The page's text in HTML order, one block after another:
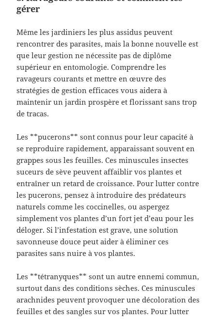
gérer
Même les jardiniers les plus assidus peuvent
rencontrer des parasites, mais la bonne nouvelle est
que leur gestion ne nécessite pas de diplôme
supérieur en entomologie. Comprendre les
ravageurs courants et mettre en œuvre des
stratégies de gestion efficaces vous aidera à
maintenir un jardin prospère et florissant sans trop
de tracas.
Les **pucerons** sont connus pour leur capacité à
se reproduire rapidement, apparaissant souvent en
grappes sous les feuilles. Ces minuscules insectes
suceurs de sève peuvent affaiblir vos plantes et
entraîner un retard de croissance. Pour lutter contre
les pucerons, pensez à introduire des prédateurs
naturels comme les coccinelles, ou aspergez
simplement vos plantes d’un fort jet d’eau pour les
déloger. Si l’infestation est grave, une solution
savonneuse douce peut aider à éliminer ces
parasites sans nuire à vos plantes.
Les **tétranyques** sont un autre ennemi commun,
surtout dans des conditions sèches. Ces minuscules
arachnides peuvent provoquer une décoloration des
feuilles et des sangles sur vos plantes. Pour lutter